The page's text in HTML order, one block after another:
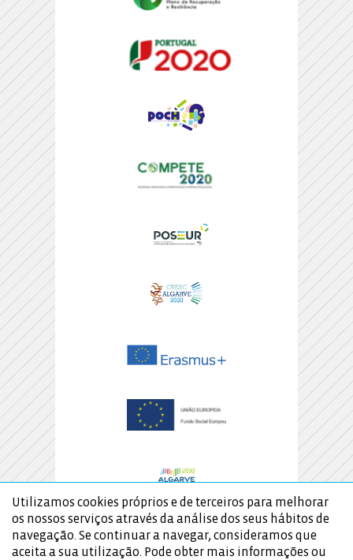
Utilizamos cookies próprios e de terceiros para melhorar
os nossos serviços através da análise dos seus hábitos de
navegação. Se continuar a navegar, consideramos que
aceita a sua utilização. Pode obter mais informações ou